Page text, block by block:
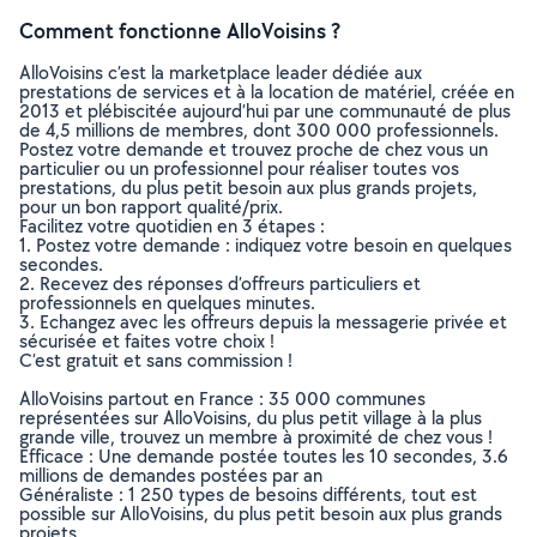
Comment fonctionne AlloVoisins ?
AlloVoisins c’est la marketplace leader dédiée aux
prestations de services et à la location de matériel, créée en
2013 et plébiscitée aujourd’hui par une communauté de plus
de 4,5 millions de membres, dont 300 000 professionnels.
Postez votre demande et trouvez proche de chez vous un
particulier ou un professionnel pour réaliser toutes vos
prestations, du plus petit besoin aux plus grands projets,
pour un bon rapport qualité/prix.
Facilitez votre quotidien en 3 étapes :
1. Postez votre demande : indiquez votre besoin en quelques
secondes.
2. Recevez des réponses d’offreurs particuliers et
professionnels en quelques minutes.
3. Echangez avec les offreurs depuis la messagerie privée et
sécurisée et faites votre choix !
C’est gratuit et sans commission !
AlloVoisins partout en France : 35 000 communes
représentées sur AlloVoisins, du plus petit village à la plus
grande ville, trouvez un membre à proximité de chez vous !
Efficace : Une demande postée toutes les 10 secondes, 3.6
millions de demandes postées par an
Généraliste : 1 250 types de besoins différents, tout est
possible sur AlloVoisins, du plus petit besoin aux plus grands